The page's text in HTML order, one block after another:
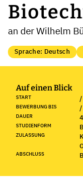
an der Wilhelm
Sprache: Deutsch
Auf einen Blick
START /
BEWERBUNG BIS /
DAUER
STUDIENFORM
ZULASSUNG
ABSCHLUSS